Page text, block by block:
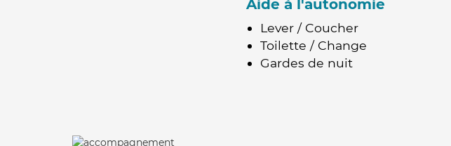
Aide à l'autonomie
Lever / Coucher
Toilette / Change
Gardes de nuit